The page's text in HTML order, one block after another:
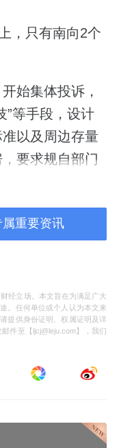
，只有南向2个
始集体投诉，
”等手段，设计
以及周边存量
要求规自部门
别为147套/30
电梯厅，电梯
5.2/6.2宽尺度
重要资讯
经立场。本文旨在为满足广大
。任何单位或个人认为本文来
提供身份证明、权属证明及详
邮件至【ljcj@leju.com】，我们